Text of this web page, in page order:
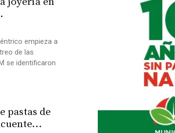
empieza a
de las
se identificaron
pastas de